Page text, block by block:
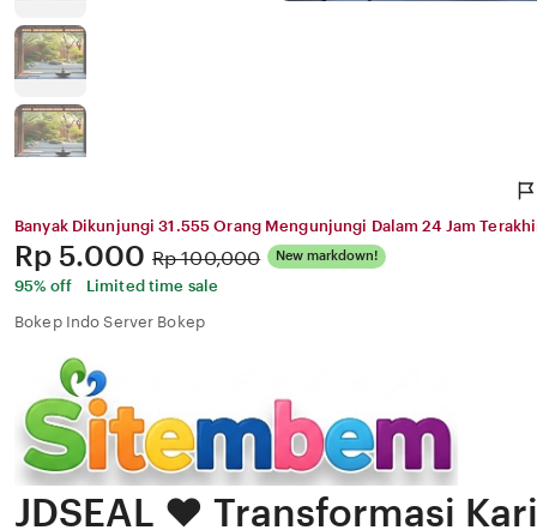
Banyak Dikunjungi 31.555 Orang Mengunjungi Dalam 24 Jam
Price:
Rp 5.000 Original
Price:
Rp 100,000 New markdown!
95% off
Limited time sale
Bokep Indo Server Bokep
JDSEAL ❤️ Transformasi